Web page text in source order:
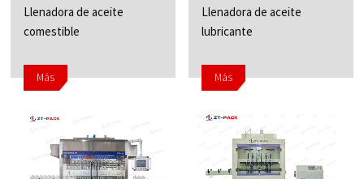
Llenadora de aceite
comestible
Más
Llenadora de aceite
lubricante
Más